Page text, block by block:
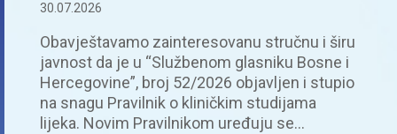
30.07.2026
Obavještavamo zainteresovanu stručnu i širu
javnost da je u “Službenom glasniku Bosne i
Hercegovine”, broj 52/2026 objavljen i stupio
na snagu Pravilnik o kliničkim studijama
lijeka. Novim Pravilnikom uređuju se…